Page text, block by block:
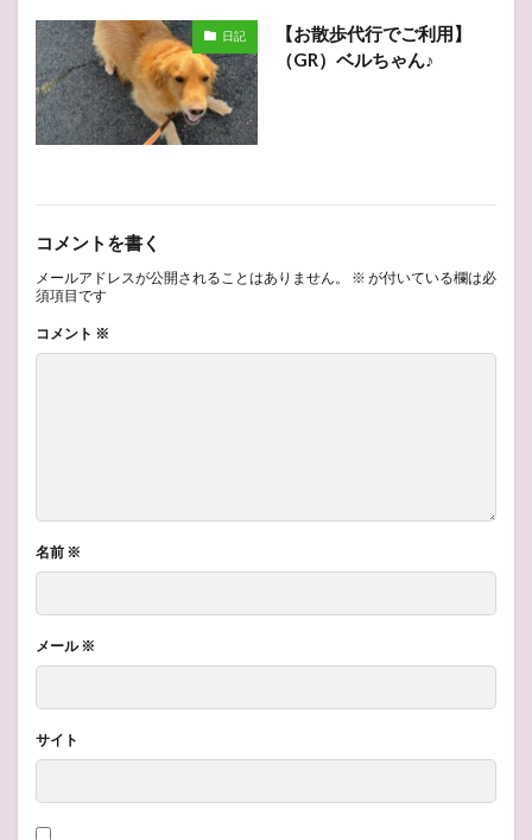
日記
【お散歩代行でご利用】
（GR）ベルちゃん♪
コメントを書く
メールアドレスが公開されることはありません。 ※ が付いている欄は必
須項目です
コメント ※
名前 ※
メール※
サイト